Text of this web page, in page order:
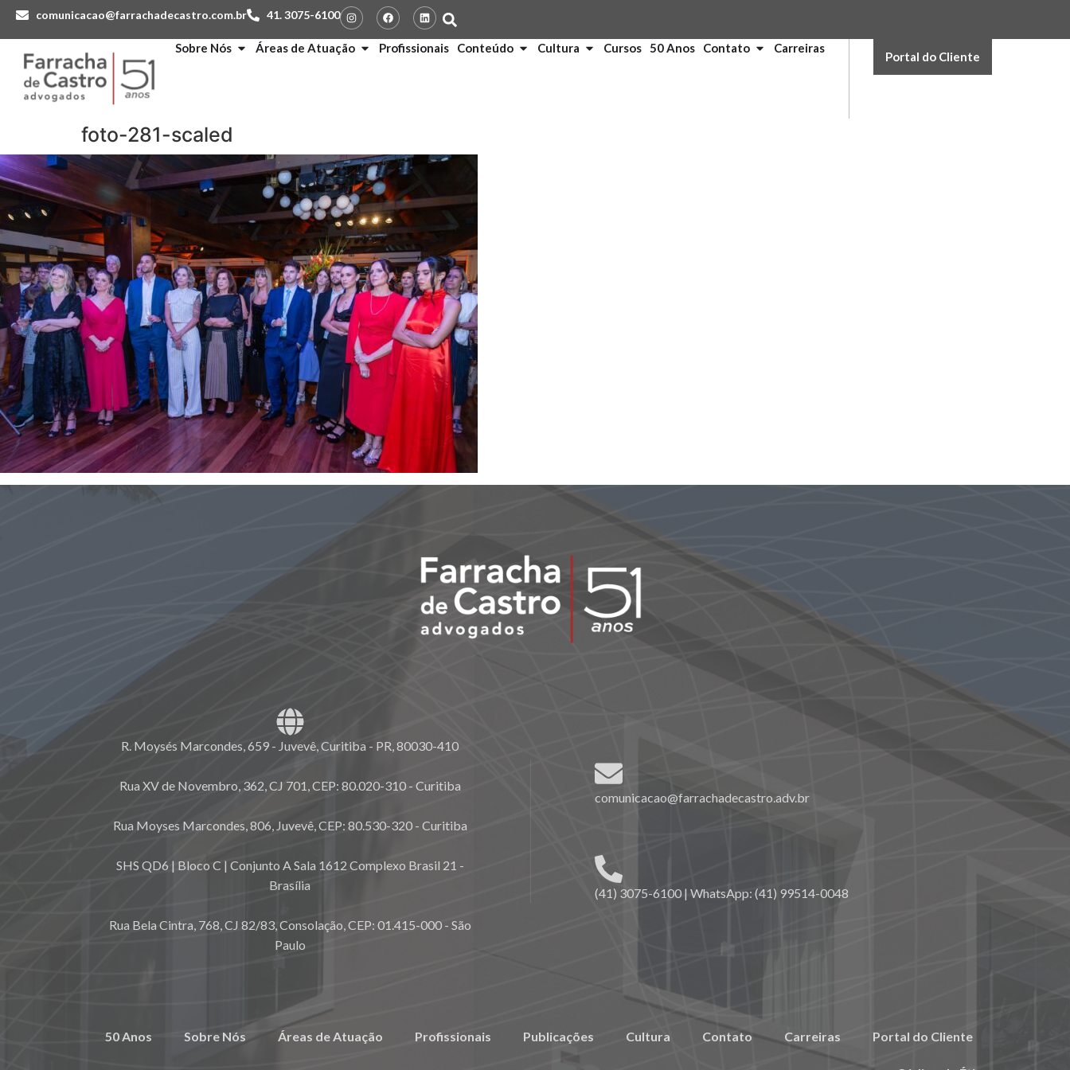
comunicacao@farrachadecastro.com.br 41. 3075-6100
Sobre Nós Áreas de Atuação Profissionais Conteúdo Cultura Cursos 50 Anos Contato Carreiras
Portal do Cliente
foto-281-scaled
R. Moysés Marcondes, 659 - Juvevê, Curitiba - PR, 80030-410
Rua XV de Novembro, 362, CJ 701, CEP: 80.020-310 - Curitiba
Rua Moyses Marcondes, 806, Juvevê, CEP: 80.530-320 - Curitiba
SHS QD6 | Bloco C | Conjunto A Sala 1612 Complexo Brasil 21 -
Brasília
Rua Bela Cintra, 768, CJ 82/83, Consolação, CEP: 01.415-000 - São
Paulo
comunicacao@farrachadecastro.adv.br
(41) 3075-6100 | WhatsApp: (41) 99514-0048
50 Anos Sobre Nós Áreas de Atuação Profissionais Publicações Cultura Contato Carreiras Portal do Cliente